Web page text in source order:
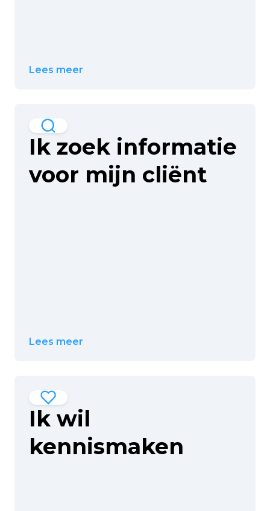
Lees meer
Ik zoek informatie
voor mijn cliënt
Lees meer
Ik wil
kennismaken